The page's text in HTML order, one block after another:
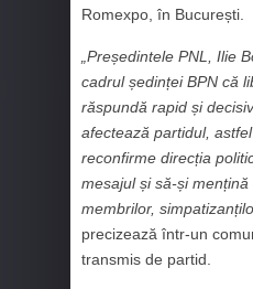
Romexpo, în București.
„Președintele PNL, Ilie
cadrul ședinței BPN că
răspundă rapid și
afectează partidul,
reconfirme direcția
mesajul și să-și
membrilor,
precizează într-un
transmis de partid.